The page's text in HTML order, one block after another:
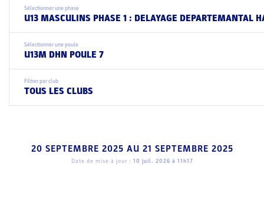
Sélectionner une phase
U13 MASCULINS PHASE 1 : DELAYAGE DEPARTEMANTAL
Sélectionner une poule
U13M DHN POULE 7
Filtrer par club
TOUS LES CLUBS
20 SEPTEMBRE 2025 AU 21 SEPTEMBRE 2025
Date de mise à jour : 10 juil. 2026 à 11h17